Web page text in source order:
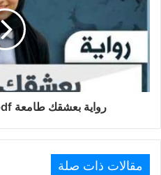
رواية بعشقك طامعة pdf كاملة تحميل 2024
مقالات ذات صلة